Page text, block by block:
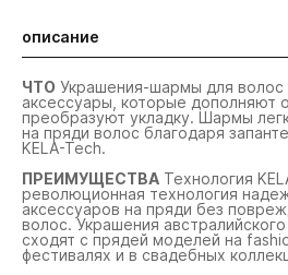
описание
ЧТО Украшения-шармы для волос
аксессуары, которые дополняют
преобразуют укладку. Шармы
на пряди волос благодаря
KELA-Tech.
ПРЕИМУЩЕСТВА Технология
революционная технология
аксессуаров на пряди без
волос. Украшения
сходят с прядей моделей на
фестивалях и в свадебных